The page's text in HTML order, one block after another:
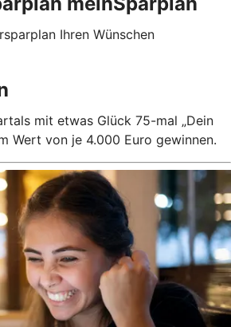
Ihren Wünschen
mit etwas Glück 75-mal „Dein
Wert von je 4.000 Euro gewinnen.